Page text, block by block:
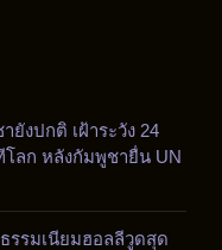
งปกติ เฝ้าระวัง 24
โลก หลังกัมพูชายื่น UN
รรมเนียมฮอลลีวูดสุด